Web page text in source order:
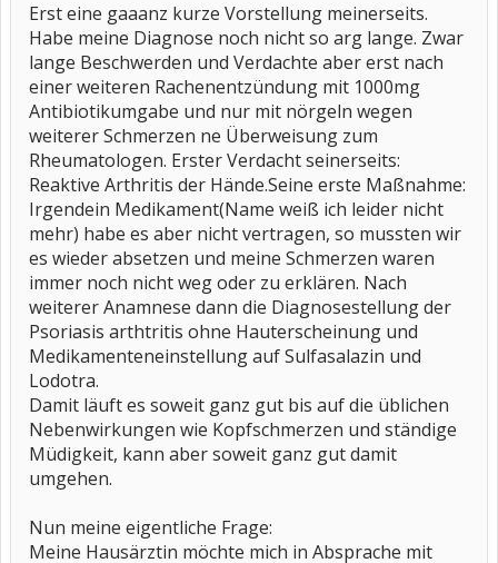
Erst eine gaaanz kurze Vorstellung meinerseits.
Habe meine Diagnose noch nicht so arg lange. Zwar
lange Beschwerden und Verdachte aber erst nach
einer weiteren Rachenentzündung mit 1000mg
Antibiotikumgabe und nur mit nörgeln wegen
weiterer Schmerzen ne Überweisung zum
Rheumatologen. Erster Verdacht seinerseits:
Reaktive Arthritis der Hände.Seine erste Maßnahme:
Irgendein Medikament(Name weiß ich leider nicht
mehr) habe es aber nicht vertragen, so mussten wir
es wieder absetzen und meine Schmerzen waren
immer noch nicht weg oder zu erklären. Nach
weiterer Anamnese dann die Diagnosestellung der
Psoriasis arthtritis ohne Hauterscheinung und
Medikamenteneinstellung auf Sulfasalazin und
Lodotra.
Damit läuft es soweit ganz gut bis auf die üblichen
Nebenwirkungen wie Kopfschmerzen und ständige
Müdigkeit, kann aber soweit ganz gut damit
umgehen.
Nun meine eigentliche Frage:
Meine Hausärztin möchte mich in Absprache mit